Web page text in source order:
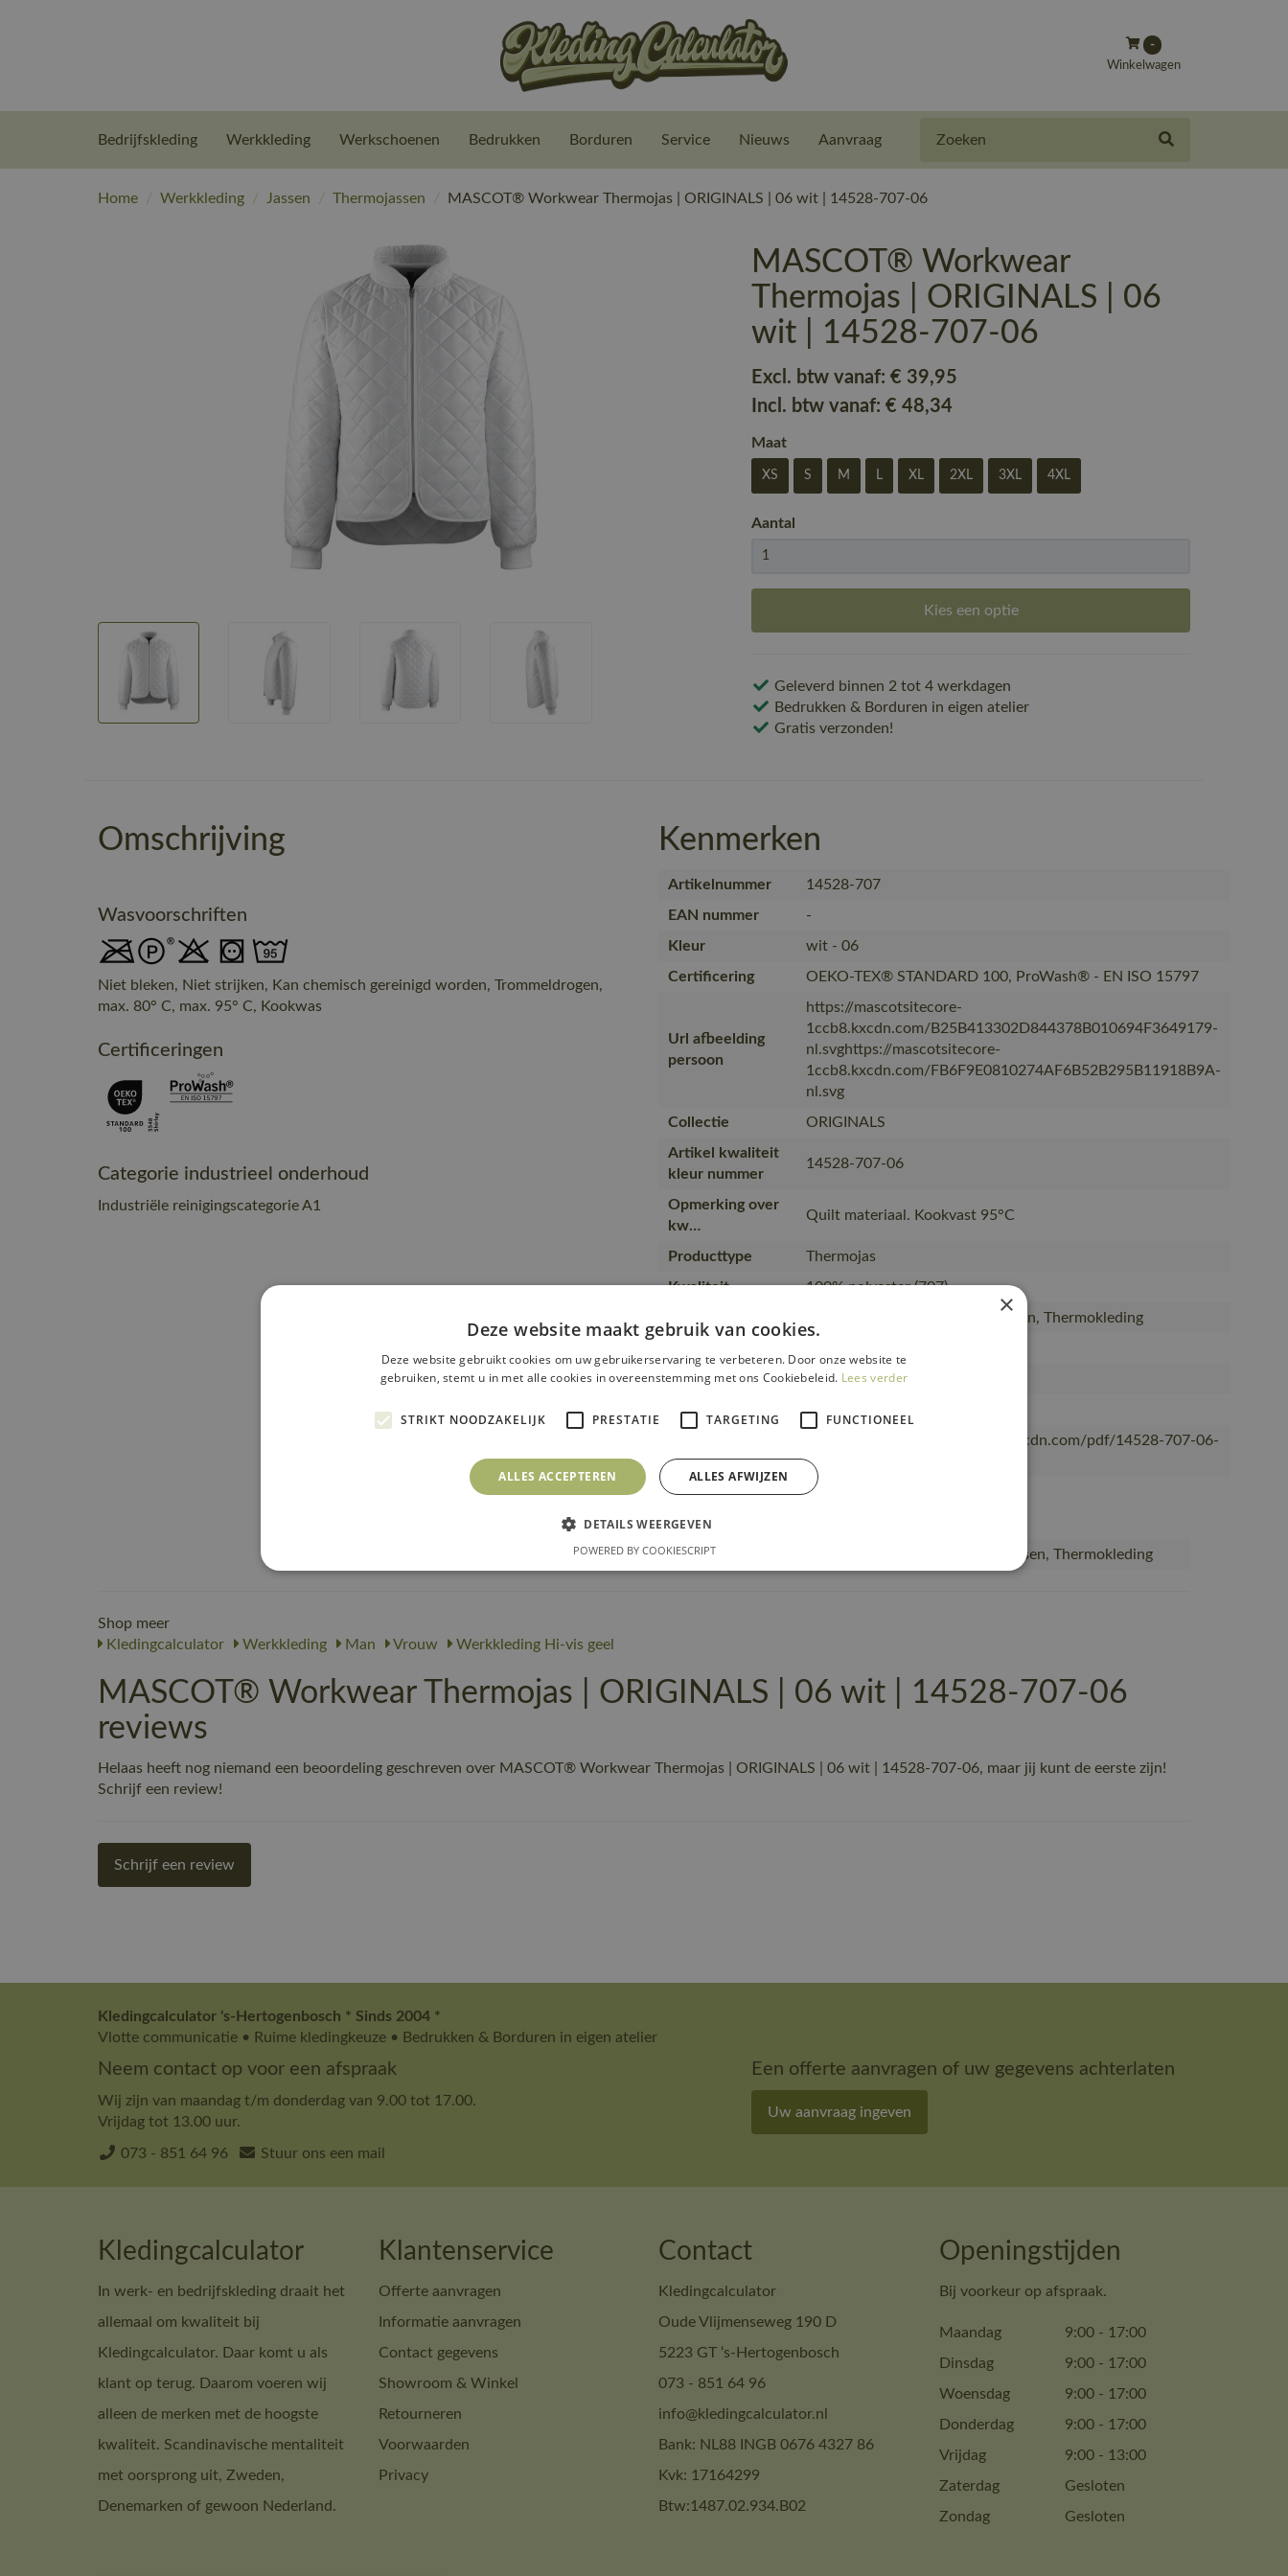
-
Winkelwagen
Bedrijfskleding Werkkleding Werkschoenen Bedrukken Borduren Service Nieuws Aanvraag
Home / Werkkleding / Jassen / Thermojassen / MASCOT® Workwear Thermojas | ORIGINALS | 06 wit | 14528-707-06
MASCOT® Workwear
Thermojas | ORIGINALS | 06
wit | 14528-707-06
Excl. btw vanaf:€ 39,95
Incl. btw vanaf:€ 48,34
Maat
XS S M L XL 2XL 3XL 4XL
Aantal
Kies een optie
Geleverd binnen 2 tot 4 werkdagen
Bedrukken & Borduren in eigen atelier
Gratis verzonden!
Omschrijving
Wasvoorschriften
Niet bleken, Niet strijken, Kan chemisch gereinigd worden, Trommeldrogen,
max. 80° C, max. 95° C, Kookwas
Certificeringen
Categorie industrieel onderhoud
Industriële reinigingscategorie A1
Kenmerken
Artikelnummer
14528-707
EAN nummer
-
Kleur
wit - 06
Certificering
OEKO-TEX® STANDARD 100, ProWash® - EN ISO 15797
Url afbeelding
persoon
https://mascotsitecore-
1ccb8.kxcdn.com/B25B413302D844378B010694F3649179-
nl.svghttps://mascotsitecore-
1ccb8.kxcdn.com/FB6F9E0810274AF6B52B295B11918B9A-
nl.svg
Collectie
ORIGINALS
Artikel kwaliteit
kleur nummer
14528-707-06
Opmerking over
kw…
Quilt materiaal. Kookvast 95°C
Producttype
Thermojas
Kwaliteit
100% polyester (707)
Werkjassen, Jassen, Thermojassen, Thermokleding
Gebruiker
Mannen, Vrouwen
Merk
MASCOT®
https://mascotsitecore-1ccb8.kxcdn.com/pdf/14528-707-06-
nl.pdf
Productie en verpakking
Productcategorie Werkjassen, Jassen, Thermojassen, Thermokleding
Shop meer
Kledingcalculator
Werkkleding Man Vrouw Werkkleding Hi-vis geel
MASCOT® Workwear Thermojas | ORIGINALS | 06 wit | 14528-707-06
reviews
Helaas heeft nog niemand een beoordeling geschreven over MASCOT® Workwear Thermojas | ORIGINALS | 06 wit | 14528-707-06, maar jij kunt de eerste zijn!
Schrijf een review!
Schrijf een review
Kledingcalculator 's-Hertogenbosch * Sinds 2004 *
Vlotte communicatie • Ruime kledingkeuze • Bedrukken & Borduren in eigen atelier
Neem contact op voor een afspraak
Wij zijn van maandag t/m donderdag van 9.00 tot 17.00.
Vrijdag tot 13.00 uur.
073 - 851 64 96 Stuur ons een mail
Een offerte aanvragen of uw gegevens achterlaten
Uw aanvraag ingeven
Kledingcalculator
In werk- en bedrijfskleding draait het
allemaal om kwaliteit bij
Kledingcalculator. Daar komt u als
klant op terug. Daarom voeren wij
alleen de merken met de hoogste
kwaliteit. Scandinavische mentaliteit
met oorsprong uit, Zweden,
Denemarken of gewoon Nederland.
Klantenservice
Offerte aanvragen
Informatie aanvragen
Contact gegevens
Showroom & Winkel
Retourneren
Voorwaarden
Privacy
Contact
Kledingcalculator
Oude Vlijmenseweg 190 D
5223 GT ‘s-Hertogenbosch
073 - 851 64 96
info@kledingcalculator.nl
Bank: NL88 INGB 0676 4327 86
Kvk: 17164299
Btw:1487.02.934.B02
Openingstijden
Bij voorkeur op afspraak.
Maandag 9:00 - 17:00
Dinsdag
9:00 - 17:00
Woensdag
9:00 - 17:00
Donderdag
9:00 - 17:00
Vrijdag
9:00 - 13:00
Zaterdag
Gesloten
Zondag
Gesloten
×
Deze website maakt gebruik van cookies.
Deze website gebruikt cookies om uw gebruikerservaring te verbeteren. Door onze website te
gebruiken, stemt u in met alle cookies in overeenstemming met ons Cookiebeleid. Lees verder
STRIKT NOODZAKELIJK PRESTATIE TARGETING FUNCTIONEEL
ALLES ACCEPTEREN ALLES AFWIJZEN
DETAILS WEERGEVEN
POWERED BY COOKIESCRIPT